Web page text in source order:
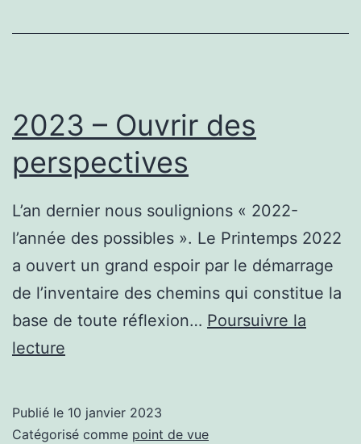
2023 – Ouvrir des
perspectives
L’an dernier nous soulignions « 2022-
l’année des possibles ». Le Printemps 2022
a ouvert un grand espoir par le démarrage
de l’inventaire des chemins qui constitue la
base de toute réflexion… Poursuivre la
lecture
des
Publié le 10 janvier 2023
Catégorisé comme point de vue